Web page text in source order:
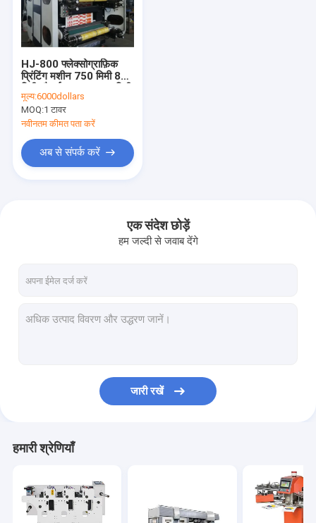
होम
हमारे बारे में
HJ-800 फ्लेक्सोग्राफ़िक
प्रिंटिंग मशीन 750 मिमी 800
मूल्य:6000dollars
MOQ:1 टावर
नवीनतम कीमत पता करें
अब से संपर्क करें
एक संदेश छोड़ें
हम जल्दी से जवाब देंगे
जारी रखें
हमारी श्रेणियाँ